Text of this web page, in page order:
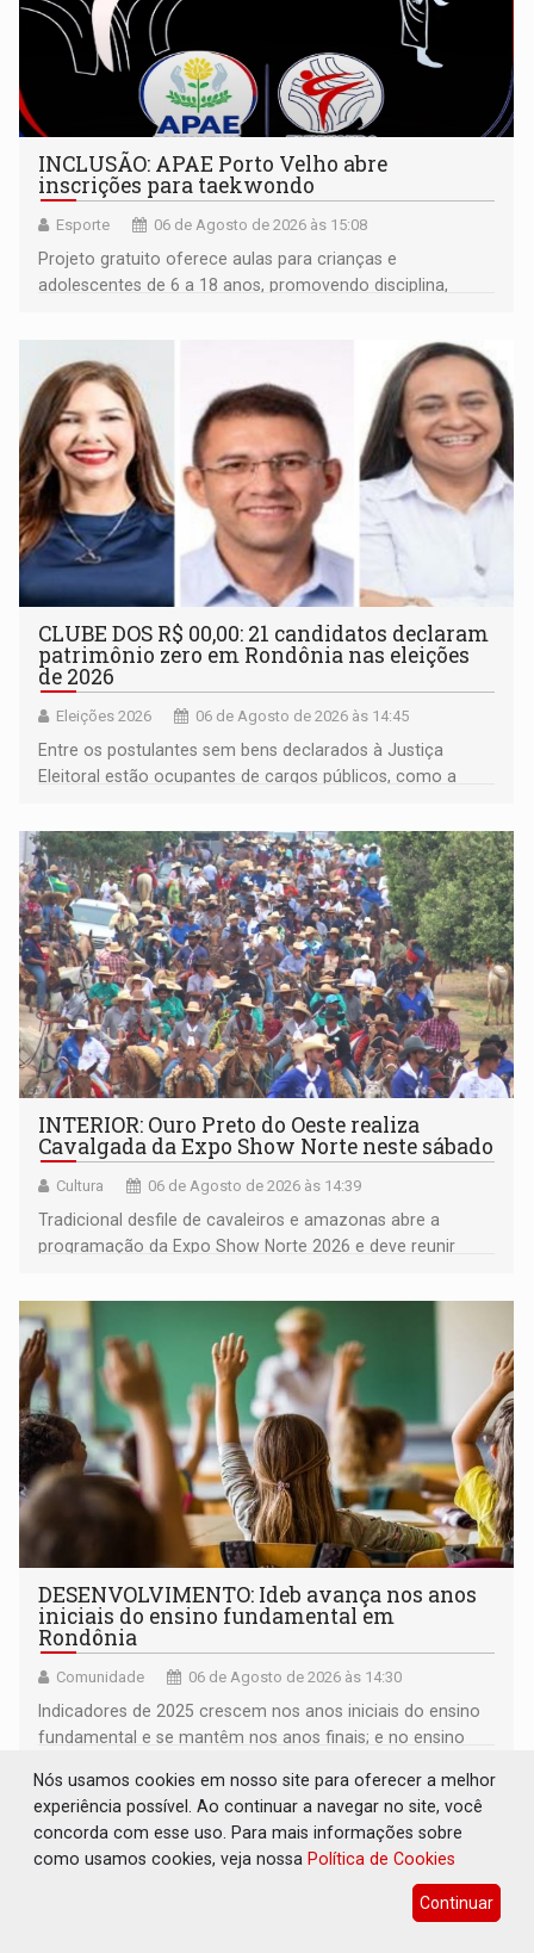
INCLUSÃO: APAE Porto Velho abre
inscrições para taekwondo
Esporte 06 de Agosto de 2026 às 15:08
Projeto gratuito oferece aulas para crianças e
adolescentes de 6 a 18 anos, promovendo disciplina,
CLUBE DOS R$ 00,00: 21 candidatos declaram
patrimônio zero em Rondônia nas eleições
de 2026
Eleições 2026 06 de Agosto de 2026 às 14:45
Entre os postulantes sem bens declarados à Justiça
Eleitoral estão ocupantes de cargos públicos, como a
Pedro Geovar (PP) e a vice-prefeita Magna dos Anjos
(NOVO)
INTERIOR: Ouro Preto do Oeste realiza
Cavalgada da Expo Show Norte neste sábado
Cultura 06 de Agosto de 2026 às 14:39
Tradicional desfile de cavaleiros e amazonas abre a
programação da Expo Show Norte 2026 e deve reunir
DESENVOLVIMENTO: Ideb avança nos anos
iniciais do ensino fundamental em
Rondônia
Comunidade 06 de Agosto de 2026 às 14:30
Indicadores de 2025 crescem nos anos iniciais do ensino
fundamental e se mantêm nos anos finais; e no ensino
Nós usamos cookies em nosso site para oferecer a melhor
experiência possível. Ao continuar a navegar no site, você
concorda com esse uso. Para mais informações sobre
como usamos cookies, veja nossa Política de Cookies
Continuar